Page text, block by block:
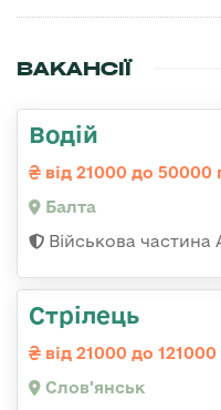
ВАКАНСІЇ
Водій
від 21000 до 50000
Балта
Військова частина
Стрілець
від 21000 до 121000
Слов'янськ